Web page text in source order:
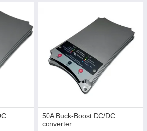
Также с их помощью вы можете
DC преобразователи
c регулируемым выходным
применяться в качестве зарядного
для зарядки АКБ на 12 вольт или
в системах на 24 вольта.
50A Buck-Boost DC/DC
converter